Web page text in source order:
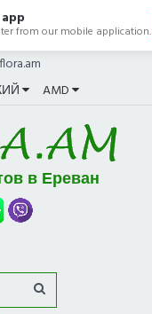
from our mobile application.
AMD
в Ереван